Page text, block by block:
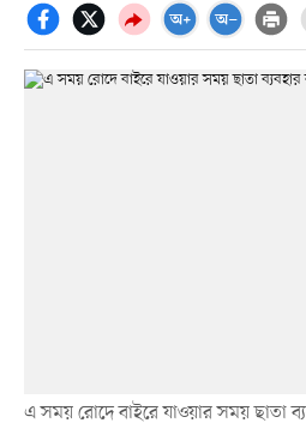
এ সময় রোদে বাইরে যাওয়ার সময় ছাতা